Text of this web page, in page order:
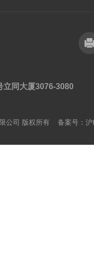
立同大厦3076-3080
公司 版权所有 备案号：